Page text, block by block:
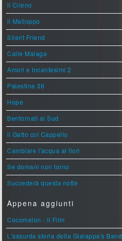
Il Cileno
Il Malloppo
Silent Friend
Calle Malaga
Amori e Incantesimi 2
Palestina 36
Hope
Bentornati al Sud
Il Gatto col Cappello
Cambiare l'acqua ai fiori
Se domani non torno
Succederà questa notte
Appena aggiunti
Cocomelon - Il Film
L'assurda storia della Gialappa's Band